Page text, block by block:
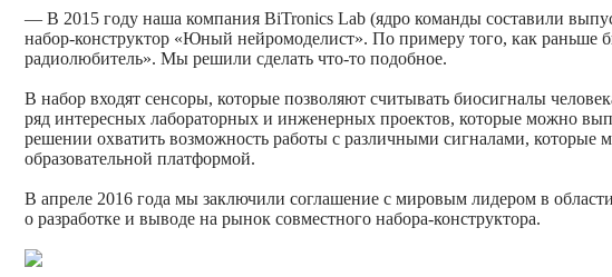
— В 2015 году наша компания BiTronics Lab (ядро команды составили
набор-конструктор «Юный нейромоделист». По примеру того, как
радиолюбитель». Мы решили сделать что-то подобное.
В набор входят сенсоры, которые позволяют считывать биосигналы
ряд интересных лабораторных и инженерных проектов, которые можно
решении охватить возможность работы с различными сигналами, которые
образовательной платформой.
В апреле 2016 года мы заключили соглашение с мировым лидером в
о разработке и выводе на рынок совместного набора-конструктора.